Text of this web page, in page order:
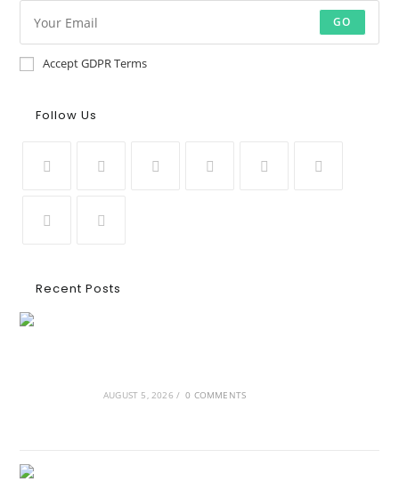
GO
Accept GDPR Terms
Follow Us
Recent Posts
AUGUST 5, 2026 / 0 COMMENTS